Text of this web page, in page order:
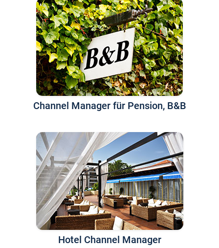
Channel Manager für Pension, B&B
Hotel Channel Manager